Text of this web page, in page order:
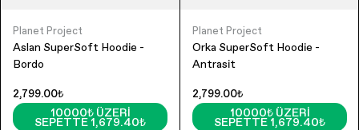
Planet Project
Aslan SuperSoft Hoodie -
Bordo
2,799.00₺
10000₺ ÜZERI
SEPETTE 1,679.40₺
Planet Project
Orka SuperSoft Hoodie -
Antrasit
2,799.00₺
10000₺ ÜZERI
SEPETTE 1,679.40₺